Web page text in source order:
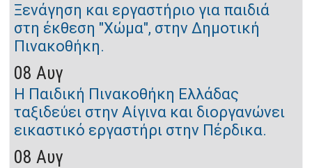
Ξενάγηση και εργαστήριο για παιδιά
στη έκθεση "Χώμα", στην Δημοτική
Πινακοθήκη.
08 Αυγ
Η Παιδική Πινακοθήκη Ελλάδας
ταξιδεύει στην Αίγινα και διοργανώνει
εικαστικό εργαστήρι στην Πέρδικα.
08 Αυγ